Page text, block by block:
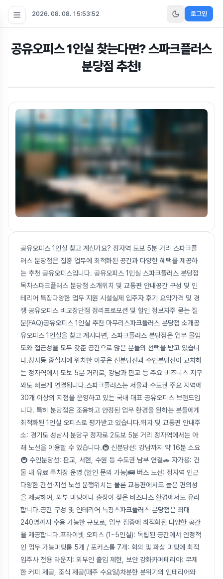
2026. 08. 08. 15:53:53 로그인
공유오피스 1인실 찾는다면? 스파크플러스
분당점 추천!
공유오피스 1인실 찾고 계신가요? 정자역 도보 5분 거리 스파크플
러스 분당점은 집중 업무에 최적화된 공간과 다양한 혜택을 제공하
는 추천 공유오피스입니다. 공유오피스 1인실 스파크플러스 분당점
목차스파크플러스 분당점 소개위치 및 교통편 안내공간 구성 및 인
테리어 특징다양한 업무 지원 시설실제 입주자 후기 요약가격 및 경
쟁 공유오피스 비교장단점 정리프로모션 및 할인 정보자주 묻는 질
문(FAQ)공유오피스 1인실 추천 마무리스파크플러스 분당점 소개공
유오피스 1인실을 찾고 계시다면, 스파크플러스 분당점은 업무 몰입
도와 접근성을 모두 갖춘 공간으로 많은 분들의 선택을 받고 있습니
다.정자동 중심지에 위치한 이곳은 신분당선과 수인분당선이 교차하
는 정자역에서 도보 5분 거리로, 강남과 판교 등 주요 비즈니스 지구
와도 빠르게 연결됩니다.스파크플러스는 서울과 수도권 주요 지역에
30개 이상의 지점을 운영하고 있는 국내 대표 공유오피스 브랜드입
니다. 특히 분당점은 조용하고 안정된 업무 환경을 원하는 분들에게
최적화된 1인실 오피스로 평가받고 있습니다.위치 및 교통편 안내주
소: 경기도 성남시 분당구 정자로 2도보 5분 거리 정자역에서는 아
래 노선을 이용할 수 있습니다.🚇 신분당선: 강남까지 약 16분 소요
🚇 수인분당선: 판교, 서현, 수원 등 수도권 남부 연결🚗 자가용: 건
물 내 유료 주차장 운영 (할인 문의 가능)🚌 버스 노선: 정자역 인근
다양한 간선·지선 노선 운행위치는 물론 교통편에서도 높은 편의성
을 제공하여, 외부 미팅이나 출장이 잦은 비즈니스 환경에서도 유리
합니다.공간 구성 및 인테리어 특징스파크플러스 분당점은 최대
240명까지 수용 가능한 규모로, 업무 집중에 최적화된 다양한 공간
을 제공합니다.프라이빗 오피스 (1~5인실): 독립된 공간에서 안정적
인 업무 가능미팅룸 5개 / 포커스룸 7개: 회의 및 화상 미팅에 최적
입주사 전용 라운지: 외부인 출입 제한, 보안 강화카페테리아: 무제
한 커피 제공, 조식 제공(매주 수요일)차분한 분위기의 인테리어와